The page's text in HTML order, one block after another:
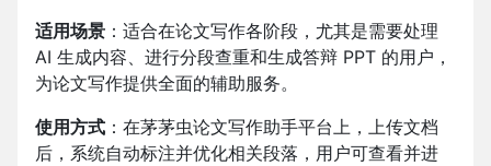
适用场景 ：适合在论文写作各阶段，尤其是需要处理
AI 生成内容、进行分段查重和生成答辩 PPT 的用户，
为论文写作提供全面的辅助服务。
使用方式 ：在茅茅虫论文写作助手平台上，上传文档
后，系统自动标注并优化相关段落，用户可查看并进